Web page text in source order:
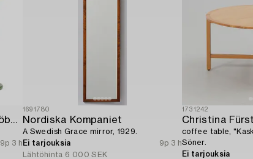
Bröderna Sandbergs Jernmöbelfabrik,
9p 3 h
1691780
Nordiska Kompaniet
A Swedish Grace mirror, 1929.
Ei tarjouksia
9p 3 h
Lähtöhinta 6 000 SEK
1731242
Christina
coffee table,
Söner.
Ei tarjouksia